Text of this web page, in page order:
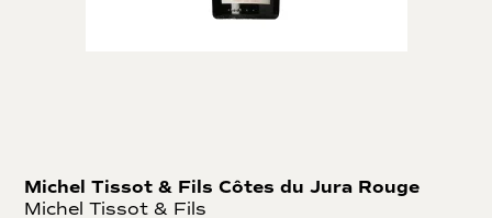
Michel Tissot & Fils Côtes du Jura Rouge
Michel Tissot & Fils